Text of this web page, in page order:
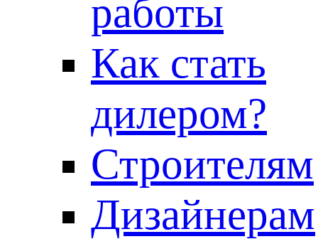
работы
Как стать
дилером?
Строителям
Дизайнерам